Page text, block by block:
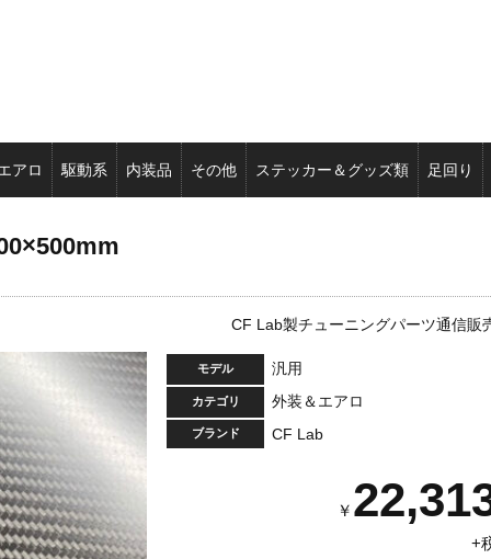
アロ 駆動系 内装品 その他 ステッカー＆グッズ類 足回り
CF Lab製チューニングパーツ通信販
モデル 汎用
カテゴリ 外装＆エアロ
ブランド CF Lab
￥
+